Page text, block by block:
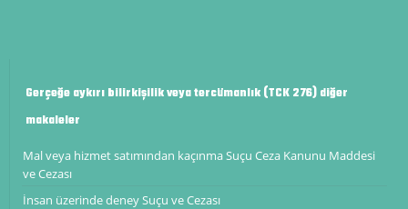
Gerçeğe aykırı bilirkişilik veya tercümanlık (TCK 276) diğer
makaleler
Mal veya hizmet satımından kaçınma Suçu Ceza Kanunu Maddesi
ve Cezası
İnsan üzerinde deney Suçu ve Cezası